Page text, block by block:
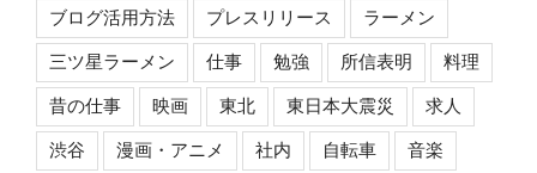
ブログ活用方法 プレスリリース ラーメン
三ツ星ラーメン 仕事 勉強 所信表明 料理
昔の仕事 映画 東北 東日本大震災 求人
渋谷 漫画・アニメ 社内 自転車 音楽